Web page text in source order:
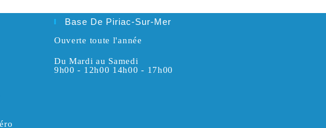
Base De Piriac-Sur-Mer
Ouverte toute l'année
Du Mardi au Samedi
9h00 - 12h00 14h00 - 17h00